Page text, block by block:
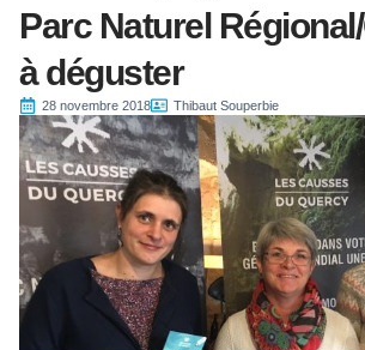
Parc Naturel
à déguster
28 novembre 2018 Thibaut Souperbie